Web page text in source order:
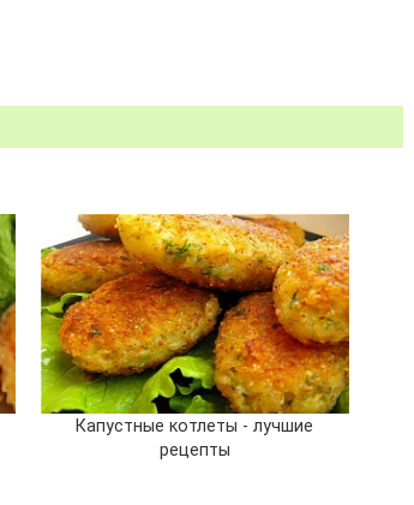
Капустные котлеты - лучшие
рецепты